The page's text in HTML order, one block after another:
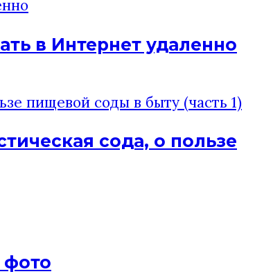
в Интернет удаленно
сода, о пользе
фото